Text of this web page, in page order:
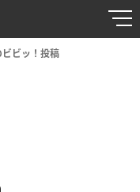
ビッ！投稿